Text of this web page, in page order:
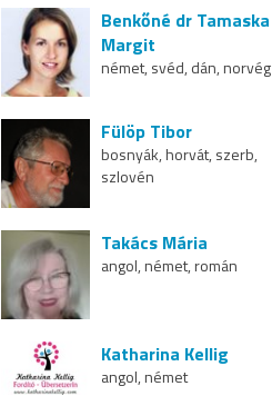
Benkőné dr Tamaska
Margit
német, svéd, dán, norvég
Fülöp Tibor
bosnyák, horvát, szerb,
szlovén
Takács Mária
angol, német, román
Katharina Kellig
angol, német